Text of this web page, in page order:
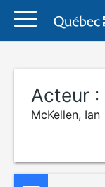
Acteur :
McKellen, Ian